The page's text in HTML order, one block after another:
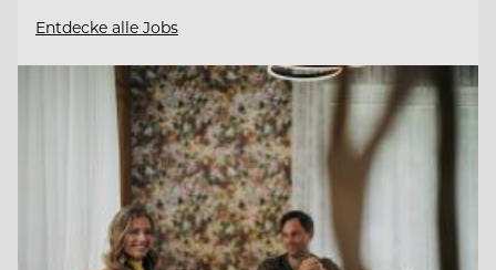
Entdecke alle Jobs